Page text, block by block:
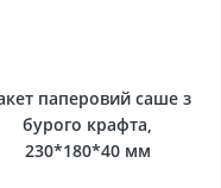
паперовий саше з
бурого крафта,
230*180*40 мм